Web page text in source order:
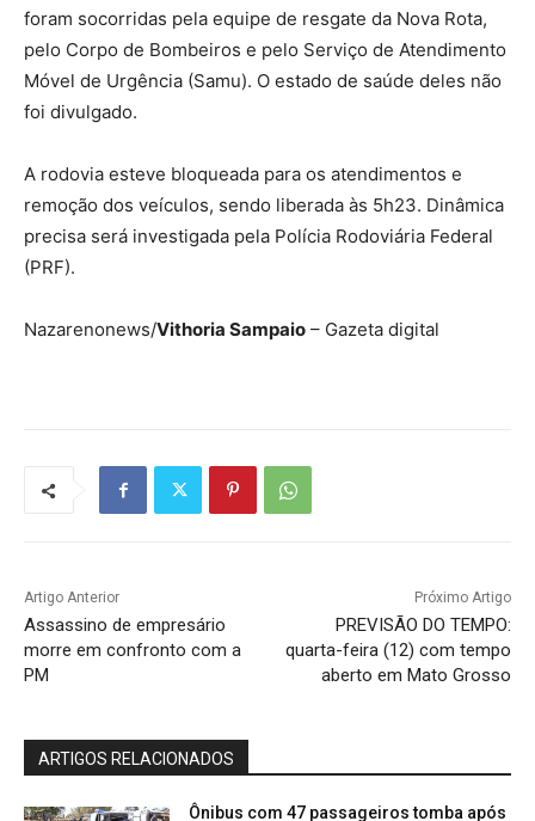
foram socorridas pela equipe de resgate da Nova Rota,
pelo Corpo de Bombeiros e pelo Serviço de Atendimento
Móvel de Urgência (Samu). O estado de saúde deles não
foi divulgado.
A rodovia esteve bloqueada para os atendimentos e
remoção dos veículos, sendo liberada às 5h23. Dinâmica
precisa será investigada pela Polícia Rodoviária Federal
(PRF).
Nazarenonews/Vithoria Sampaio – Gazeta digital
Artigo Anterior
Assassino de empresário
morre em confronto com a
PM
Próximo Artigo
PREVISÃO DO TEMPO:
quarta-feira (12) com tempo
aberto em Mato Grosso
ARTIGOS RELACIONADOS
Ônibus com 47 passageiros tomba após